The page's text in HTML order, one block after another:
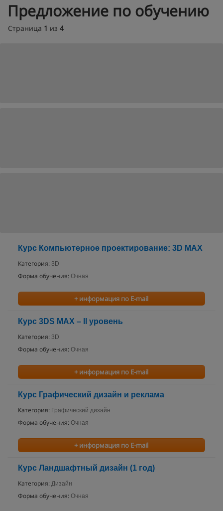
Предложение по обучению
Страница 1 из 4
Курс Компьютерное проектирование: 3D MAX
Категория: 3D
Форма обучения: Очная
+ информация по E-mail
Курс 3DS MAX – II уровень
Категория: 3D
Форма обучения: Очная
+ информация по E-mail
Курс Графический дизайн и реклама
Категория: Графический дизайн
Форма обучения: Очная
+ информация по E-mail
Курс Ландшафтный дизайн (1 год)
Категория: Дизайн
Форма обучения: Очная